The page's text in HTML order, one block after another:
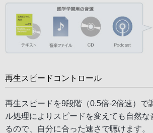
再生スピードコントロール
再生スピードを9段階（0.5倍-2倍速）で
ル処理によりスピードを変えても自然な
るので、自分に合った速さで聴けます。